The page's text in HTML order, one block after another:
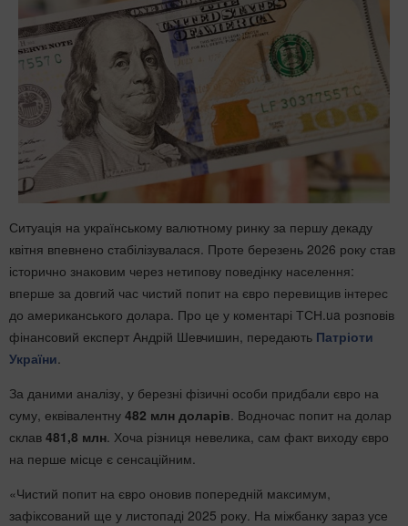
Ситуація на українському валютному ринку за першу декаду
квітня впевнено стабілізувалася. Проте березень 2026 року став
історично знаковим через нетипову поведінку населення:
вперше за довгий час чистий попит на євро перевищив інтерес
до американського долара. Про це у коментарі ТСН.ua розповів
фінансовий експерт Андрій Шевчишин, передають Патріоти
України
За даними аналізу, у березні фізичні особи придбали євро на
суму, еквівалентну 482 млн доларів . Водночас попит на долар
склав 481,8 млн . Хоча різниця невелика, сам факт виходу євро
на перше місце є сенсаційним.
«Чистий попит на євро оновив попередній максимум,
зафіксований ще у листопаді 2025 року. На міжбанку зараз усе